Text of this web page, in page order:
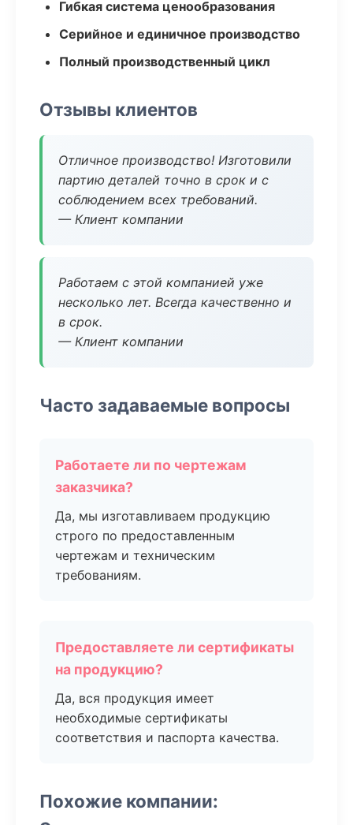
Гибкая система ценообразования
Серийное и единичное производство
Полный производственный цикл
Отзывы клиентов
Отличное производство! Изготовили
партию деталей точно в срок и с
соблюдением всех требований.
— Клиент компании
Работаем с этой компанией уже
несколько лет. Всегда качественно и
в срок.
— Клиент компании
Часто задаваемые вопросы
Работаете ли по чертежам
заказчика?
Да, мы изготавливаем продукцию
строго по предоставленным
чертежам и техническим
требованиям.
Предоставляете ли сертификаты
на продукцию?
Да, вся продукция имеет
необходимые сертификаты
соответствия и паспорта качества.
Похожие компании: